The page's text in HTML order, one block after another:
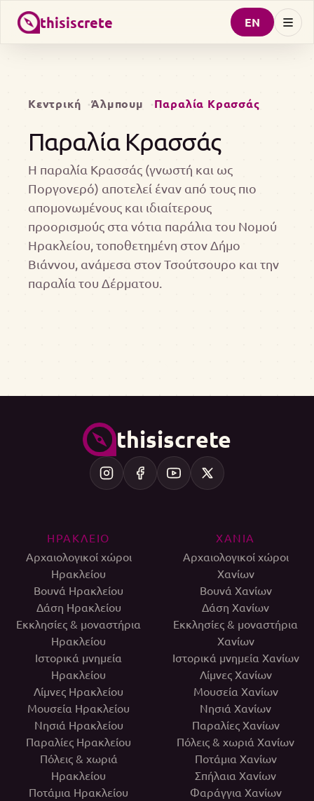
thisiscrete EN
Κεντρική Άλμπουμ Παραλία Κρασσάς
Παραλία Κρασσάς
Η παραλία Κρασσάς (γνωστή και ως
Ποργονερό) αποτελεί έναν από τους πιο
απομονωμένους και ιδιαίτερους
προορισμούς στα νότια παράλια του Νομού
Ηρακλείου, τοποθετημένη στον Δήμο
Βιάννου, ανάμεσα στον Τσούτσουρο και την
παραλία του Δέρματου.
thisiscrete
ΗΡΑΚΛΕΙΟ
Αρχαιολογικοί χώροι
Ηρακλείου
Βουνά Ηρακλείου
Δάση Ηρακλείου
Εκκλησίες & μοναστήρια
Ηρακλείου
Ιστορικά μνημεία
Ηρακλείου
Λίμνες Ηρακλείου
Μουσεία Ηρακλείου
Νησιά Ηρακλείου
Παραλίες Ηρακλείου
Πόλεις & χωριά
Ηρακλείου
Ποτάμια Ηρακλείου
ΧΑΝΙΑ
Αρχαιολογικοί χώροι
Χανίων
Βουνά Χανίων
Δάση Χανίων
Εκκλησίες & μοναστήρια
Χανίων
Ιστορικά μνημεία Χανίων
Λίμνες Χανίων
Μουσεία Χανίων
Νησιά Χανίων
Παραλίες Χανίων
Πόλεις & χωριά Χανίων
Ποτάμια Χανίων
Σπήλαια Χανίων
Φαράγγια Χανίων